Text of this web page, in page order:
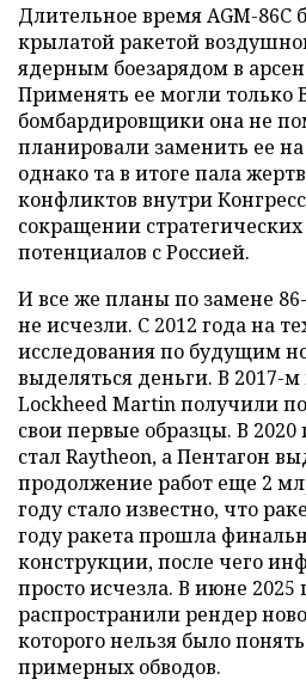
Длительное время AGM-86C
крылатой ракетой
ядерным боезарядом в
Применять ее могли только
бомбардировщики она не
планировали заменить ее на
однако та в итоге пала
конфликтов внутри
сокращении
потенциалов с Россией.
И все же планы по замене
не исчезли. С 2012 года на
исследования по будущим
выделяться деньги. В 2017-
Lockheed Martin получили
свои первые образцы. В
стал Raytheon, а Пентагон
продолжение работ еще 2
году стало известно, что
году ракета прошла
конструкции, после чего
просто исчезла. В июне 2025
распространили рендер
которого нельзя было
примерных обводов.